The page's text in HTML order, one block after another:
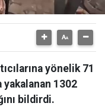
yönelik 71
1302
bildirdi.